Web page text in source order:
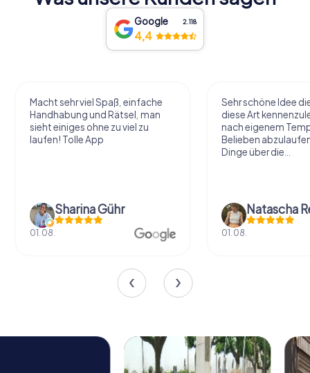
Google 2.118
4,4
Macht sehr viel Spaß, einfache
Handhabung und Rätsel, man
sieht einiges ohne zu viel zu
laufen! Tolle App
Sharina Gühr
01.08.
Sehr schöne Idee
diese Art
nach eigenem
Belieben
Dinge über die...
Natascha
01.08.